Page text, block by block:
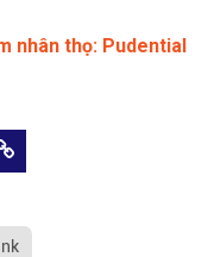
nhân thọ: Pudential